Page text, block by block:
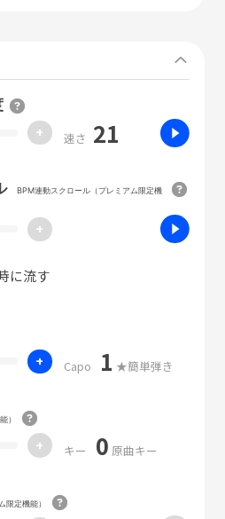
+ 速さ 21
BPM連動スクロール（プレミアム限定機
+
に流す
+ Capo 1 ★簡単弾き
）
+ キー 0 原曲キー
限定機能）